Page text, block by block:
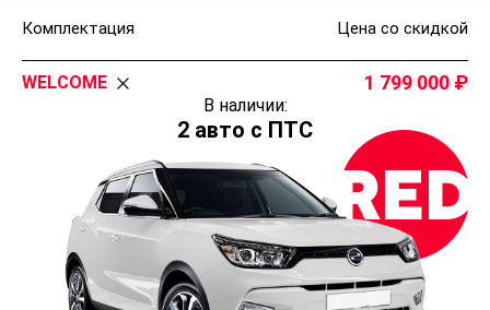
Комплектация Цена со скидкой
WELCOME 1 799 000
В наличии:
2 авто с ПТС